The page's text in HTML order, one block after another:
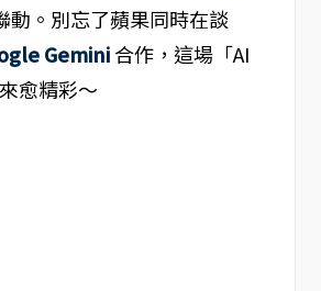
動。別忘了蘋果同時在談
Gemini合作，這場「AI
愈精彩～